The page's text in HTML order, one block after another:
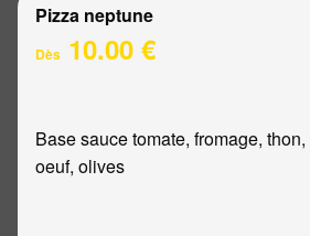
Pizza neptune
Dès 10.00 €
Base sauce tomate, fromage,
oeuf, olives